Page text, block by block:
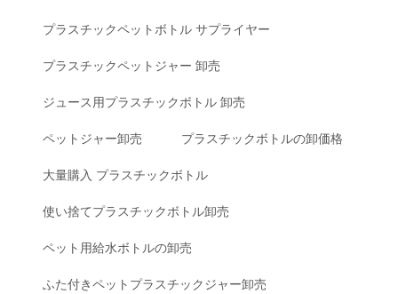
プラスチックペットボトル サプライヤー
プラスチックペットジャー 卸売
ジュース用プラスチックボトル 卸売
ペットジャー卸売 プラスチックボトルの卸価格
大量購入 プラスチックボトル
使い捨てプラスチックボトル卸売
ペット用給水ボトルの卸売
ふた付きペットプラスチックジャー卸売